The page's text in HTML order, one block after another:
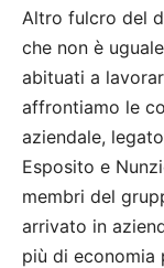
Altro fulcro del
che non è
abituati a
affrontiamo le
aziendale,
Esposito e
membri del
arrivato in
più di economia